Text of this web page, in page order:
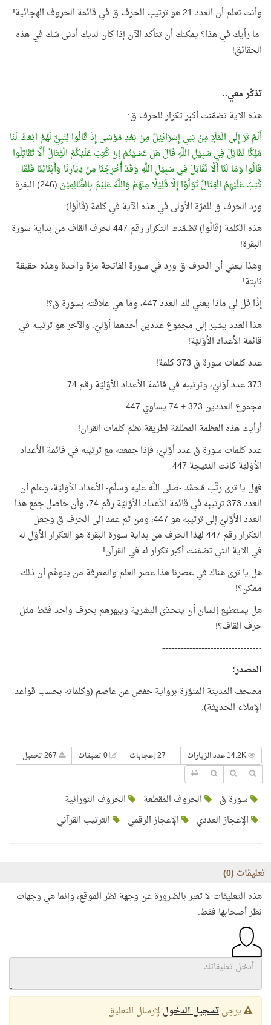
وأنت تعلم أن العدد 21 هو ترتيب الحرف ق في قائمة الحروف الهجائية!
ما رأيك في هذا؟ يمكنك أن تتأكد الآن إذا كان لديك أدنى شك في هذه
الحقائق!
تذكّر معي..
هذه الآية تضمّنت أكبر تكرار للحرف ق:
أَلَمْ تَرَ إِلَى الْمَلَإِ مِنْ بَنِي إِسْرَائِيْلَ مِنْ بَعْدِ مُوْسَى إِذْ قَالُوا لِنَبِيٍّ لَهُمُ ابْعَثْ لَنَا
مَلِكًا نُقَاتِلْ فِي سَبِيْلِ اللَّهِ قَالَ هَلْ عَسَيْتُمْ إِنْ كُتِبَ عَلَيْكُمُ الْقِتَالُ أَلَّا تُقَاتِلُوا
قَالُوا وَمَا لَنَا أَلَّا نُقَاتِلَ فِي سَبِيْلِ اللَّهِ وَقَدْ أُخْرِجْنَا مِنْ دِيَارِنَا وَأَبْنَائِنَا فَلَمَّا
كُتِبَ عَلَيْهِمُ الْقِتَالُ تَوَلَّوْا إِلَّا قَلِيْلًا مِنْهُمْ وَاللَّهُ عَلِيْمٌ بِالظَّالِمِيْنَ (246) البقرة
ورد الحرف ق للمرّة الأولى في هذه الآية في كلمة (قَالُوْا).
هذه الكلمة (قَالُوا) تضمّنت التكرار رقم 447 لحرف القاف من بداية سورة
البقرة!
وهذا يعني أن الحرف ق ورد في سورة الفاتحة مرّة واحدة وهذه حقيقة
ثابتة!
إذًا قل لي ماذا يعني لك العدد 447، وما هي علاقته بسورة ق؟!
هذا العدد يشير إلى مجموع عددين أحدهما أوّليّ، والآخر هو ترتيبه في
قائمة الأعداد الأوّليّة!
عدد كلمات سورة ق 373 كلمة!
373 عدد أوّليّ، وترتيبه في قائمة الأعداد الأوّليّة رقم 74
مجموع العددين 373 + 74 يساوي 447
أرأيت هذه العظمة المطلقة لطريقة نظم كلمات القرآن!
عدد كلمات سورة ق عدد أوّليّ، فإذا جمعته مع ترتيبه في قائمة الأعداد
الأوّليّة كانت النتيجة 447
فهل يا ترى رتَّب مُحمَّد -صلى الله عليه وسلّم- الأعداد الأوّليّة، وعلم أن
العدد 373 ترتيبه في قائمة الأعداد الأوّليّة رقم 74، وأن حاصل جمع هذا
العدد الأوّليّ إلى ترتيبه هو 447، ومن ثم عمد إلى الحرف ق وجعل
التكرار رقم 447 لهذا الحرف من بداية سورة البقرة هو التكرار الأوّل له
في الآية التي تضمّنت أكبر تكرار له في القرآن!
هل يا ترى هناك في عصرنا هذا عصر العلم والمعرفة من يتوهَّم أن ذلك
ممكن؟!
هل يستطيع إنسان أن يتحدّى البشرية ويبهرهم بحرف واحد فقط مثل
حرف القاف؟!
---------------------------------
المصدر:
مصحف المدينة المنوّرة برواية حفص عن عاصم (وكلماته بحسب قواعد
الإملاء الحديثة).
27 إعجابات
سورة ق الحروف المقطعة
الحروف النورانية
الإعجاز العددي
الإعجاز الرقمي الترتيب القرآني
تعليقات (0
)
هذه التعليقات لا تعبر بالضرورة عن وجهة نظر الموقع، وإنما هي وجهات
نظر أصحابها فقط.
يرجىتسجيل الدخول لإرسال التعليق.